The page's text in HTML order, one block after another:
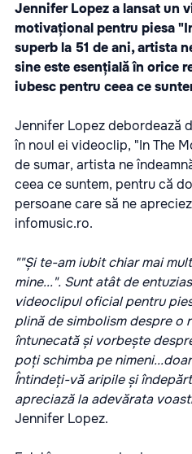
Jennifer Lopez a lansat un
motivațional pentru piesa
superb la 51 de ani, artista
sine este esențială în orice
iubesc pentru ceea ce
Jennifer Lopez debordează
în noul ei videoclip, "In The
de sumar, artista ne
ceea ce suntem, pentru că
persoane care să ne
infomusic.ro.
""Și te-am iubit chiar mai
mine...". Sunt atât de
videoclipul oficial pentru
plină de simbolism despre o
întunecată și vorbește
poți schimba pe
Întindeți-vă aripile și
apreciază la adevărata
Jennifer Lopez.